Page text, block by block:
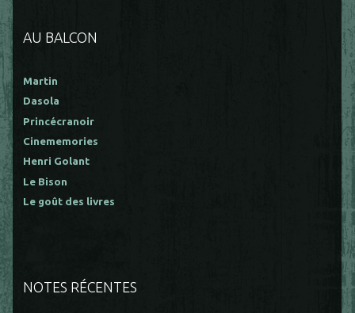
AU BALCON
Martin
Dasola
Princécranoir
Cinememories
Henri Golant
Le Bison
Le goût des livres
NOTES RÉCENTES